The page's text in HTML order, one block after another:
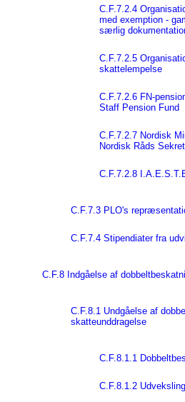
C.F.7.2.4
med exemption -
særlig
C.F.7.2.5
skattelempelse
C.F.7.2.6 FN-
Staff Pension Fund
C.F.7.2.7 Nordisk
Nordisk Råds
C.F.7.2.8
C.F.7.3 PLO's
C.F.7.4 Stipendiater fra
C.F.8 Indgåelse af
C.F.8.1 Undgåelse af
skatteunddragelse
C.F.8.1.1
C.F.8.1.2